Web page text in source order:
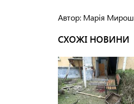
Автор: Марія
СХОЖІ НОВИНИ